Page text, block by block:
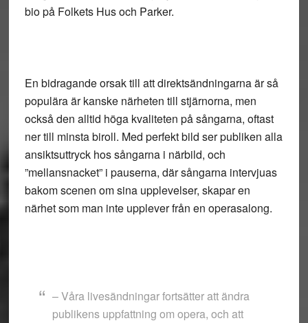
bio på Folkets Hus och Parker.
En bidragande orsak till att direktsändningarna är så
populära är kanske närheten till stjärnorna, men
också den alltid höga kvaliteten på sångarna, oftast
ner till minsta biroll. Med perfekt bild ser publiken alla
ansiktsuttryck hos sångarna i närbild, och
”mellansnacket” i pauserna, där sångarna intervjuas
bakom scenen om sina upplevelser, skapar en
närhet som man inte upplever från en operasalong.
– Våra livesändningar fortsätter att ändra
publikens uppfattning om opera, och att